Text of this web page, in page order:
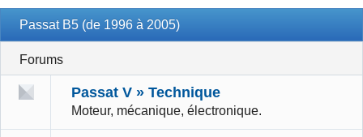
Passat B5 (de 1996 à 2005)
Forums
Passat V » Technique
Moteur, mécanique, électronique.